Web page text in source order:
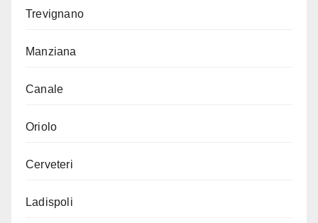
Trevignano
Manziana
Canale
Oriolo
Cerveteri
Ladispoli